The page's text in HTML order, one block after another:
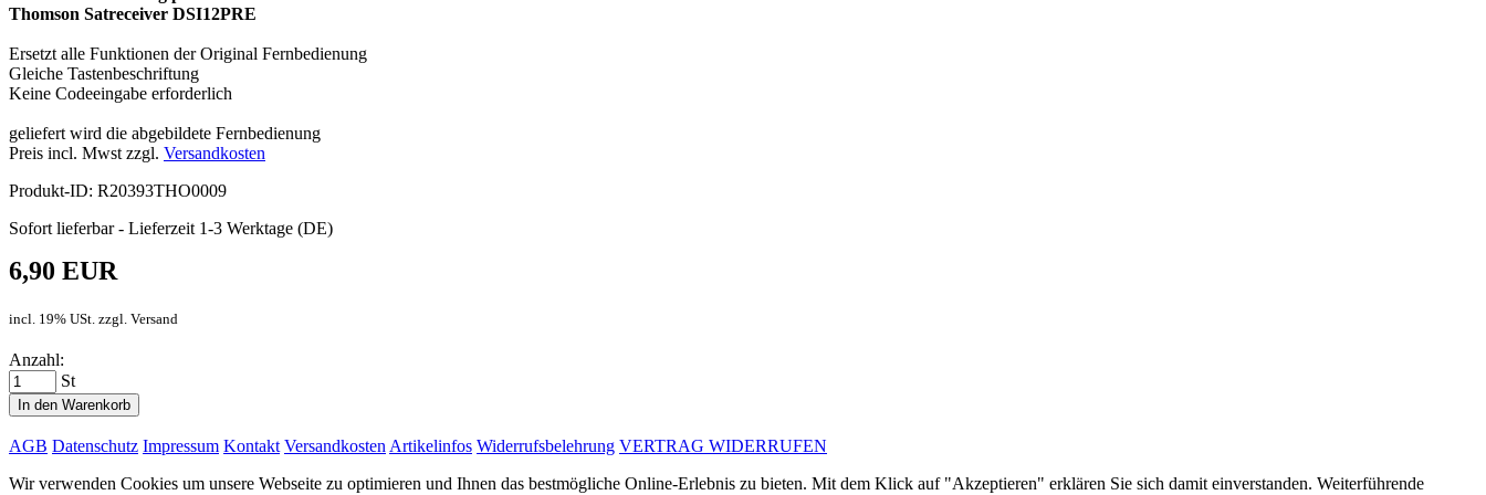
Thomson Satreceiver DSI12PRE
Ersetzt alle Funktionen der Original Fernbedienung
Gleiche Tastenbeschriftung
Keine Codeeingabe erforderlich
geliefert wird die abgebildete Fernbedienung
Preis incl. Mwst zzgl. Versandkosten
Produkt-ID: R20393THO0009
Sofort lieferbar - Lieferzeit 1-3 Werktage (DE)
6,90 EUR
incl. 19% USt. zzgl. Versand
Anzahl:
St
In den Warenkorb
AGB Datenschutz Impressum Kontakt Versandkosten Artikelinfos Widerrufsbelehrung VERTRAG WIDERRUFEN
Wir verwenden Cookies um unsere Webseite zu optimieren und Ihnen das bestmögliche Online-Erlebnis zu bieten. Mit dem Klick auf "Akzeptieren" erklären Sie sich damit einverstanden. Weiterführende